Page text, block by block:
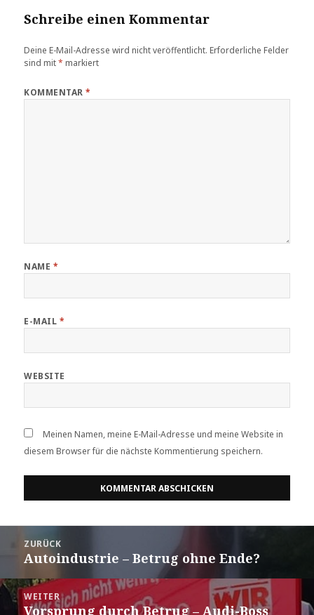
Schreibe einen Kommentar
Deine E-Mail-Adresse wird nicht veröffentlicht. Erforderliche Felder
sind mit* markiert
KOMMENTAR*
NAME *
E-MAIL *
WEBSITE
Meinen Namen, meine E-Mail-Adresse und meine Website in
diesem Browser für die nächste Kommentierung speichern.
Navigation
ZURÜCK
Vorheriger
Autoindustrie – Betrug ohne Ende?
WEITER
Nächster
Vorsprung durch Betrug – Audi-Boss